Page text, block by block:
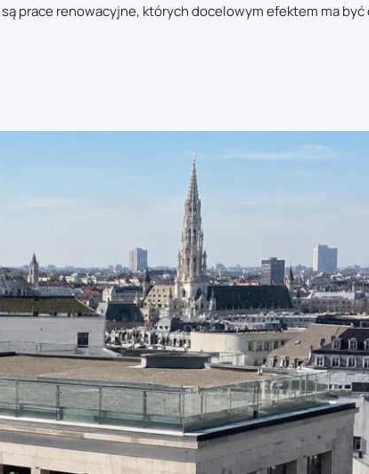
prace renowacyjne, których docelowym efektem ma